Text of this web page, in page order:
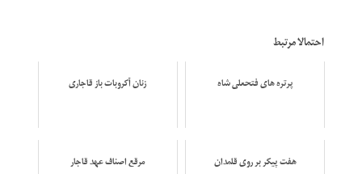
احتمالا مرتبط
پرتره های فتحعلی شاه زنان آکروبات باز قاجاری
هفت پیکر بر روی قلمدان مرقع اصناف عهد قاجار